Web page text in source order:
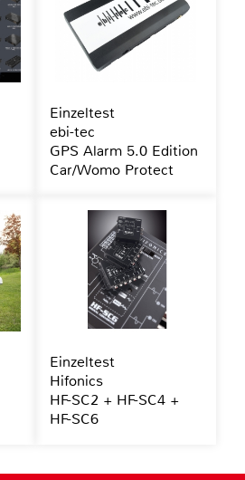
Einzeltest
ebi-tec
GPS Alarm 5.0 Edition
Car/Womo Protect
Einzeltest
Hifonics
HF-SC2 + HF-SC4 +
HF-SC6